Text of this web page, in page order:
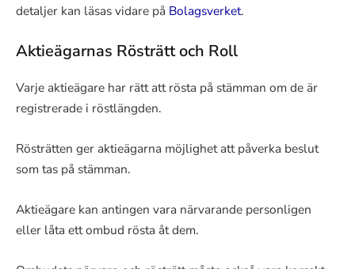
detaljer kan läsas vidare på Bolagsverket.
Aktieägarnas Rösträtt och Roll
Varje aktieägare har rätt att rösta på stämman om de är
registrerade i röstlängden.
Rösträtten ger aktieägarna möjlighet att påverka beslut
som tas på stämman.
Aktieägare kan antingen vara närvarande personligen
eller låta ett ombud rösta åt dem.